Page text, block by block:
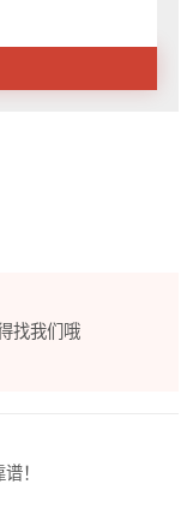
找我们哦
！